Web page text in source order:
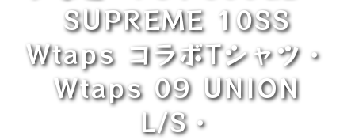
SUPREME 10SS
Wtaps コラボTシャツ・
Wtaps 09 UNION
L/S・